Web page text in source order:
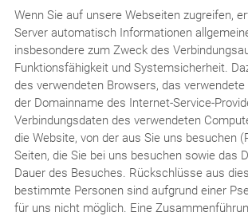
Wenn Sie auf unsere Webseiten zugreifen,
Server automatisch Informationen
insbesondere zum Zweck des
Funktionsfähigkeit und Systemsicherheit.
des verwendeten Browsers, das
der Domainname des Internet-Service-
Verbindungsdaten des verwendeten
die Website, von der aus Sie uns besuchen
Seiten, die Sie bei uns besuchen sowie das
Dauer des Besuches. Rückschlüsse aus
bestimmte Personen sind aufgrund einer
für uns nicht möglich. Eine